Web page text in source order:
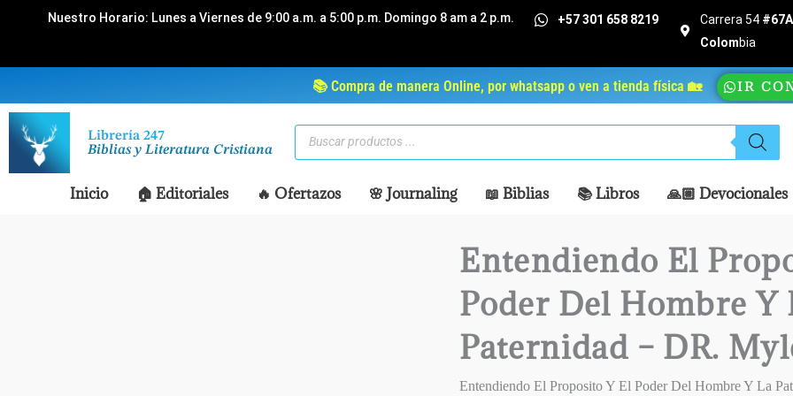
Nuestro Horario: Lunes a Viernes de 9:00 a.m. a 5:00 p.m. Domingo 8 am a 2 p.m. +57 301 658 8219 Carrera 54
Colombia
📚 Compra de manera Online, por whatsapp o ven a tienda física 🏡 IR
Librería 247
Biblias y Literatura Cristiana
Búsqueda
productos
Inicio 🏠 Editoriales 🔥 Ofertazos 🌸 Journaling 📖 Biblias 📚 Libros 🙏🏼 Devocionales
Entendiendo El
Poder Del Hombre Y
Paternidad – DR.
Entendiendo El Proposito Y El Poder Del Hombre Y La